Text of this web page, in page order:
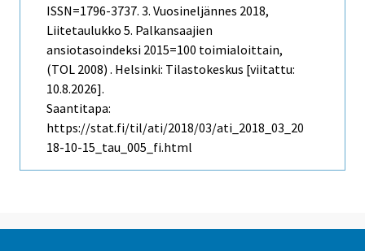
ISSN=1796-3737. 3. Vuosineljännes 2018,
Liitetaulukko 5. Palkansaajien
ansiotasoindeksi 2015=100 toimialoittain,
(TOL 2008) . Helsinki: Tilastokeskus [viitattu:
10.8.2026].
Saantitapa:
https://stat.fi/til/ati/2018/03/ati_2018_03_20
18-10-15_tau_005_fi.html